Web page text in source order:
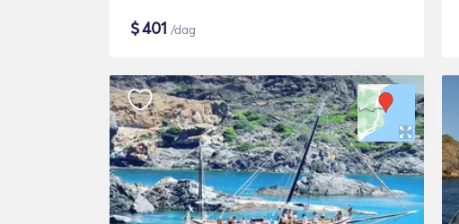
$401 /dag